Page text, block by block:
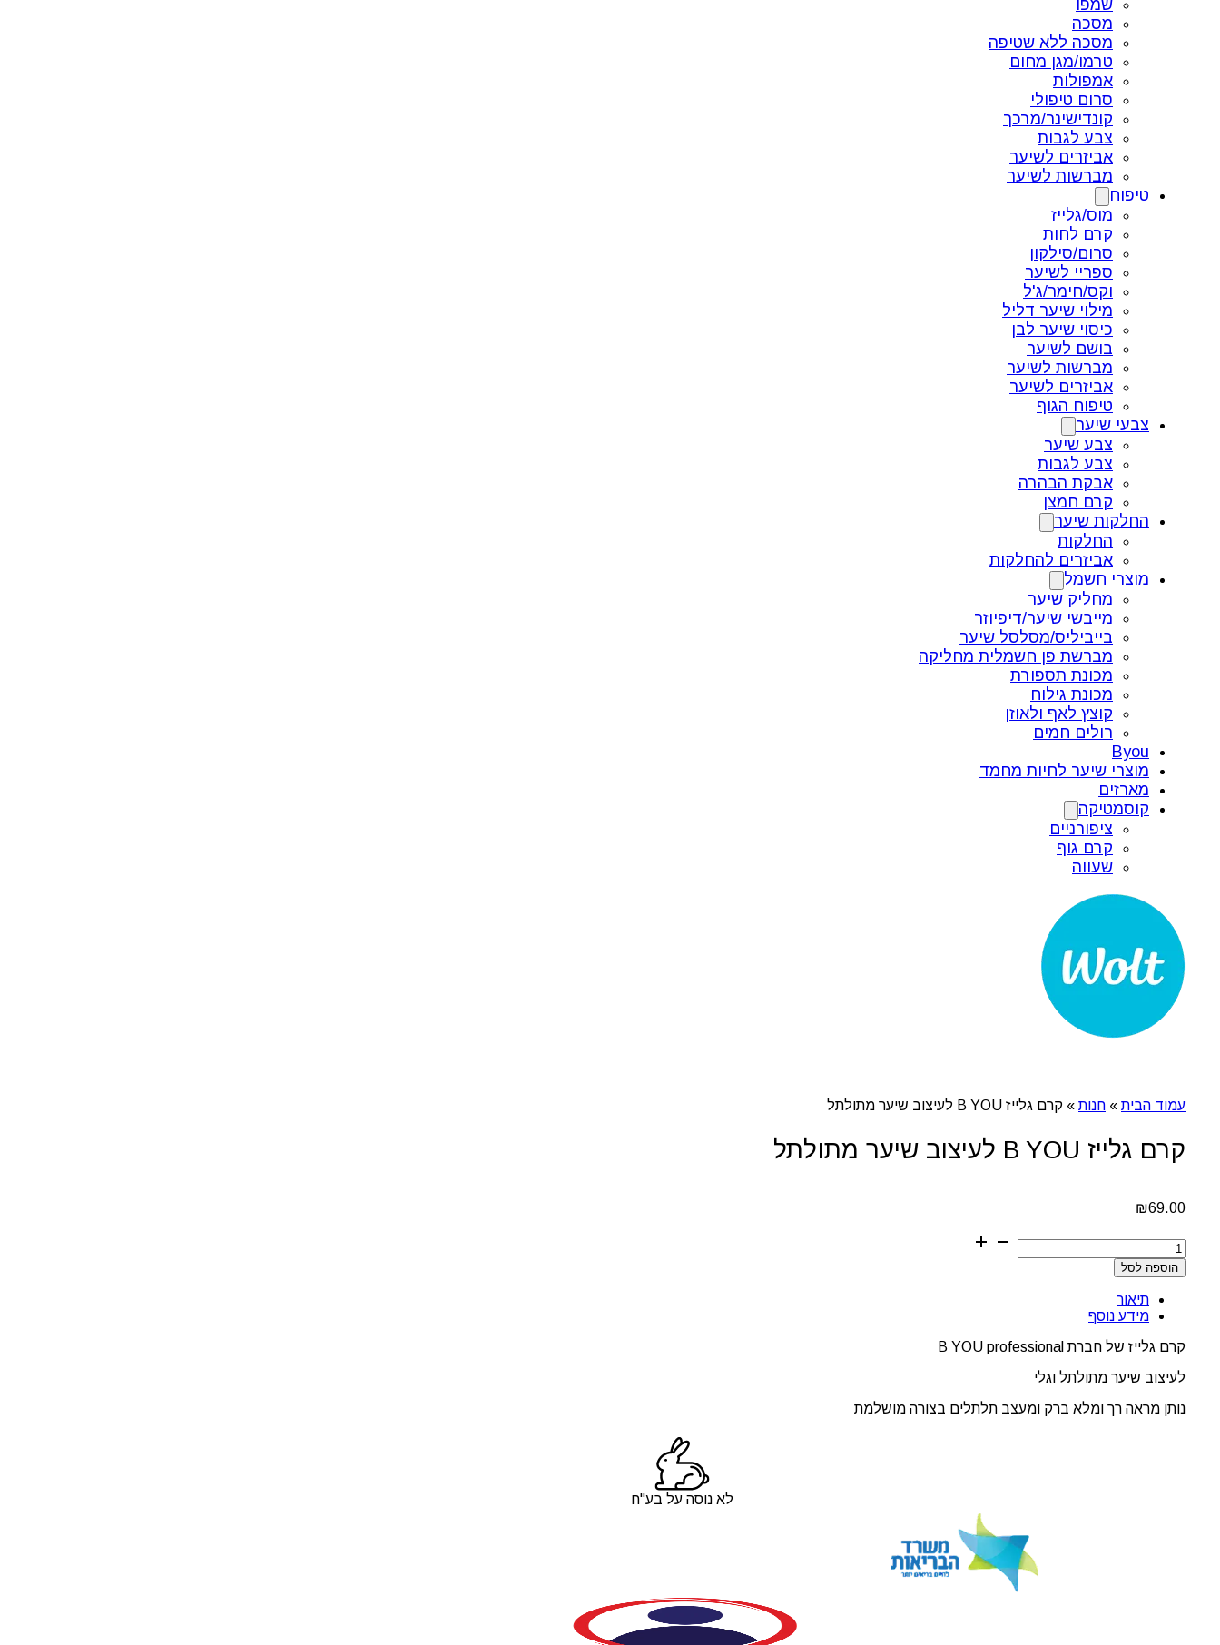
שמפו
מסכה
מסכה ללא שטיפה
טרמו/מגן מחום
אמפולות
סרום טיפולי
קונדישינר/מרכך
צבע לגבות
אביזרים לשיער
מברשות לשיער
טיפוח
מוס/גלייז
קרם לחות
סרום/סילקון
ספריי לשיער
וקס/חימר/ג'ל
מילוי שיער דליל
כיסוי שיער לבן
בושם לשיער
מברשות לשיער
אביזרים לשיער
טיפוח הגוף
צבעי שיער
צבע שיער
צבע לגבות
אבקת הבהרה
קרם חמצן
החלקות שיער
החלקות
אביזרים להחלקות
מוצרי חשמל
מחליק שיער
מייבשי שיער/דיפיוזר
בייביליס/מסלסל שיער
מברשת פן חשמלית מחליקה
מכונת תספורת
מכונת גילוח
קוצץ לאף ולאוזן
רולים חמים
Byou
מוצרי שיער לחיות מחמד
מארזים
קוסמטיקה
ציפורניים
קרם גוף
שעווה
עמוד הבית » חנות » קרם גלייז B YOU לעיצוב שיער מתולתל
קרם גלייז B YOU לעיצוב שיער מתולתל
₪69.00
כמות
של
קרם
YOU
שיער
מתולתל
הוספה לסל
תיאור
מידע נוסף
קרם גלייז של חברת B YOU professional
לעיצוב שיער מתולתל וגלי
נותן מראה רך ומלא ברק ומעצב תלתלים בצורה מושלמת
לא נוסה על בע"ח